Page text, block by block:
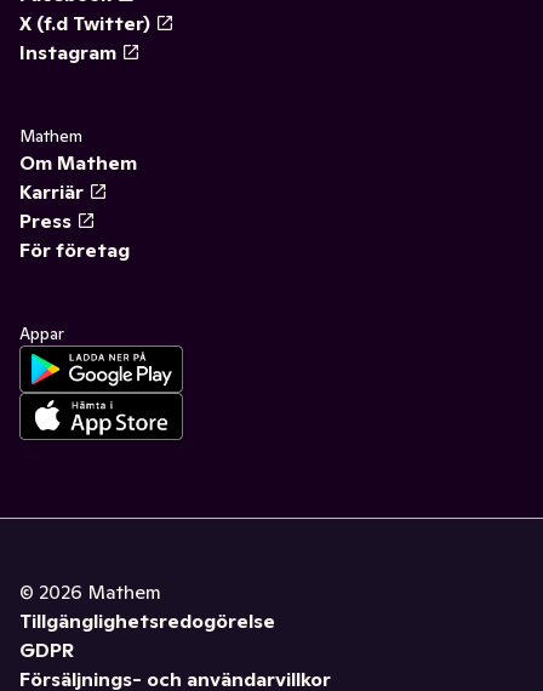
X (f.d Twitter)
Instagram
Mathem
Om Mathem
Karriär
Press
För företag
Appar
© 2026 Mathem
Tillgänglighetsredogörelse
GDPR
Försäljnings- och användarvillkor